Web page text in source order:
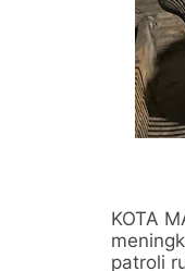
KOTA
patroli